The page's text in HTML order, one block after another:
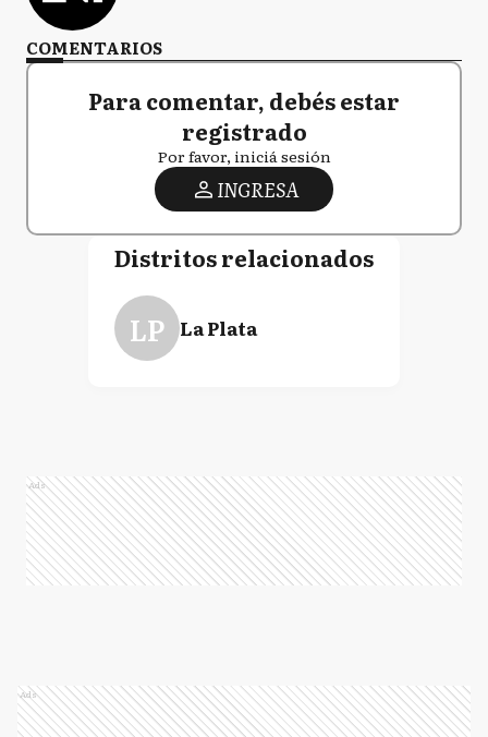
COMENTARIOS
Para comentar, debés estar
registrado
Por favor, iniciá sesión
INGRESA
Distritos relacionados
LP La Plata
Ads
Ads